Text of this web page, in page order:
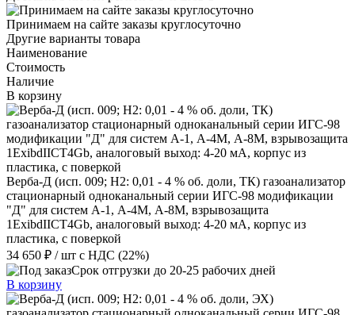
Принимаем на сайте заказы круглосуточно
Другие варианты товара
Наименование
Стоимость
Наличие
В корзину
Верба-Д (исп. 009; Н2: 0,01 - 4 % об. доли, ТК) газоанализатор
стационарный одноканальный серии ИГС-98 модификации
"Д" для систем А-1, А-4М, А-8М, взрывозащита
1ExibdIICT4Gb, аналоговый выход: 4-20 мА, корпус из
пластика, с поверкой
34 650 ₽ / шт с НДС (22%)
Срок отгрузки до 20-25 рабочих дней
В корзину